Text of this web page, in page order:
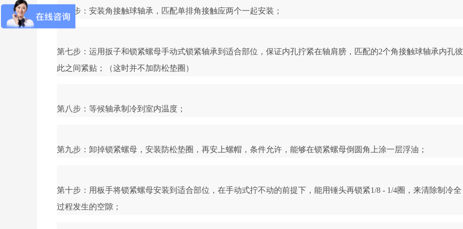
第六步：安装角接触球轴承，匹配单排角接触应两个一起安装；
第七步：运用扳子和锁紧螺母手动式锁紧轴承到适合部位，保证内孔拧紧在轴肩膀，匹配的2个角接触球轴承内孔彼
此之间紧贴；（这时并不加防松垫圈）
第八步：等候轴承制冷到室内温度；
第九步：卸掉锁紧螺母，安装防松垫圈，再安上螺帽，条件允许，能够在锁紧螺母倒圆角上涂一层浮油；
第十步：用板手将锁紧螺母安装到适合部位，在手动式拧不动的前提下，能用锤头再锁紧1/8 - 1/4圈，来清除制冷全
过程发生的空隙；